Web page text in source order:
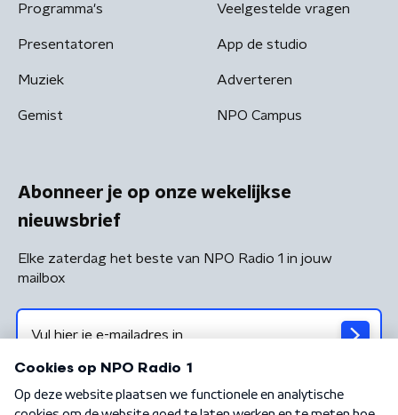
Programma's
Presentatoren
Muziek
Gemist
Veelgestelde vragen
App de studio
Adverteren
NPO Campus
Abonneer je op onze wekelijkse
nieuwsbrief
Elke zaterdag het beste van NPO Radio 1 in jouw
mailbox